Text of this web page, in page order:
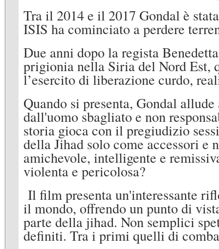
Tra il 2014 e il 2017 Gondal è
ISIS ha cominciato a perdere
Due anni dopo la regista
prigionia nella Siria del Nord Est,
l’esercito di liberazione curdo,
Quando si presenta, Gondal
dall'uomo sbagliato e non
storia gioca con il pregiudizio
della Jihad solo come accessori e
amichevole, intelligente e
violenta e pericolosa?
Il film presenta un'interessante
il mondo, offrendo un punto di
parte della jihad. Non semplici
definiti. Tra i primi quelli di